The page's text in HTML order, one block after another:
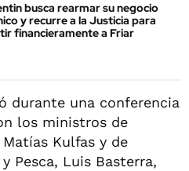
busca rearmar su negocio
y recurre a la Justicia para
financieramente a Friar
durante una conferencia
los ministros de
Kulfas y de
Pesca, Luis Basterra,